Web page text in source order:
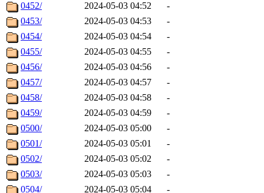
0452/
2024-05-03 04:52
-
0453/
2024-05-03 04:53
-
0454/
2024-05-03 04:54
-
0455/
2024-05-03 04:55
-
0456/
2024-05-03 04:56
-
0457/
2024-05-03 04:57
-
0458/
2024-05-03 04:58
-
0459/
2024-05-03 04:59
-
0500/
2024-05-03 05:00
-
0501/
2024-05-03 05:01
-
0502/
2024-05-03 05:02
-
0503/
2024-05-03 05:03
-
0504/
2024-05-03 05:04 -